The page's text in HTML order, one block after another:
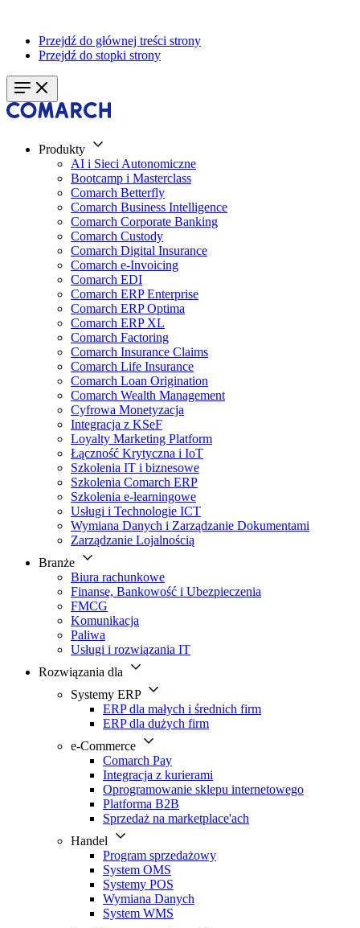
Przejdź do głównej treści strony
Przejdź do stopki strony
Produkty
AI i Sieci Autonomiczne
Bootcamp i Masterclass
Comarch Betterfly
Comarch Business Intelligence
Comarch Corporate Banking
Comarch Custody
Comarch Digital Insurance
Comarch e-Invoicing
Comarch EDI
Comarch ERP Enterprise
Comarch ERP Optima
Comarch ERP XL
Comarch Factoring
Comarch Insurance Claims
Comarch Life Insurance
Comarch Loan Origination
Comarch Wealth Management
Cyfrowa Monetyzacja
Integracja z KSeF
Loyalty Marketing Platform
Łączność Krytyczna i IoT
Szkolenia IT i biznesowe
Szkolenia Comarch ERP
Szkolenia e-learningowe
Usługi i Technologie ICT
Wymiana Danych i Zarządzanie Dokumentami
Zarządzanie Lojalnością
Branże
Biura rachunkowe
Finanse, Bankowość i Ubezpieczenia
FMCG
Komunikacja
Paliwa
Usługi i rozwiązania IT
Rozwiązania dla
Systemy ERP
ERP dla małych i średnich firm
ERP dla dużych firm
e-Commerce
Comarch Pay
Integracja z kurierami
Oprogramowanie sklepu internetowego
Platforma B2B
Sprzedaż na marketplace'ach
Handel
Program sprzedażowy
System OMS
Systemy POS
Wymiana Danych
System WMS